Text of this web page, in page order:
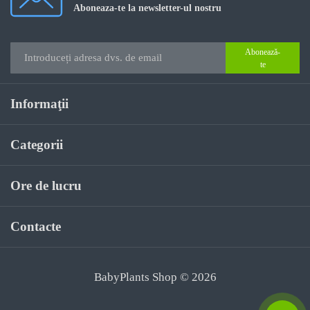
Aboneaza-te la newsletter-ul nostru
Abonează-
te
Informaţii
Categorii
Ore de lucru
Contacte
BabyPlants Shop © 2026